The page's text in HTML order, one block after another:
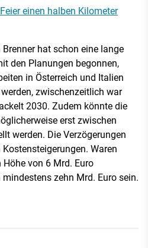
einen halben Kilometer
hat schon eine lange
den Planungen begonnen,
in Österreich und Italien
zwischenzeitlich war
2030. Zudem könnte die
erst zwischen
werden. Die Verzögerungen
Waren
von 6 Mrd. Euro
zehn Mrd. Euro sein.